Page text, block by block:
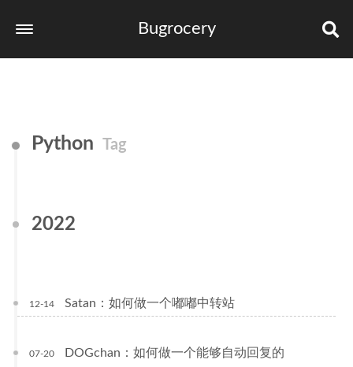
Bugrocery
Categories
Python Tag
2022
12-14 Satan：如何做一个嘟嘟中转站
07-20
DOGchan：如何做一个能够自动回复的